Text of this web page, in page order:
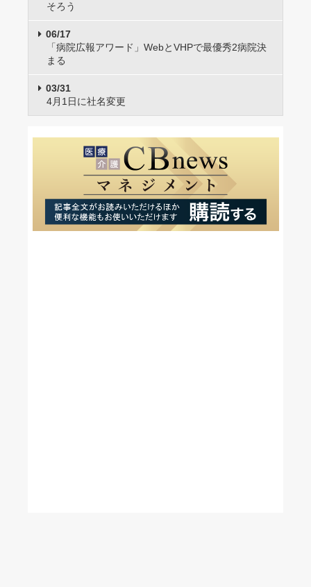
そろう
06/17
「病院広報アワード」WebとVHPで最優秀2病院決
まる
03/31
4月1日に社名変更